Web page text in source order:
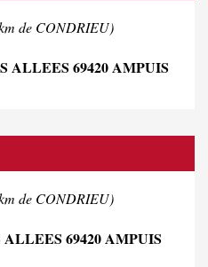
de CONDRIEU)
ALLEES 69420 AMPUIS
de CONDRIEU)
69420 AMPUIS